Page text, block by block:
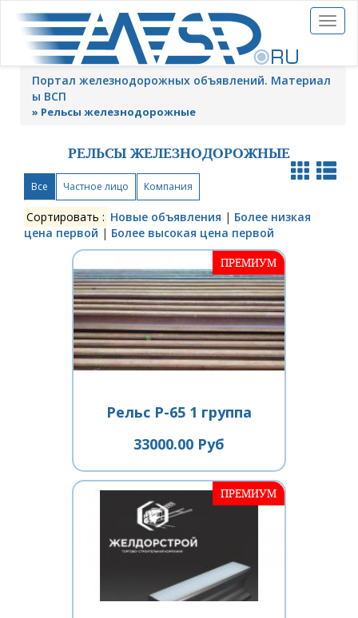
Toggle
Портал железнодорожных объявлений. Материал
ы ВСП
» Рельсы железнодорожные
РЕЛЬСЫ ЖЕЛЕЗНОДОРОЖНЫЕ
Все Частное лицо Компания
Сортировать : Новые объявления | Более низкая
цена первой | Более высокая цена первой
ПРЕМИУМ
Рельс Р-65 1 группа
33000.00 Руб
ПРЕМИУМ